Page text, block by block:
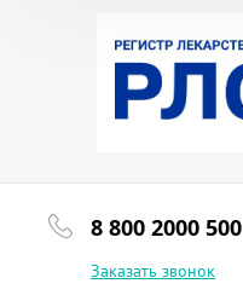
8 800 2000 500
Заказать звонок